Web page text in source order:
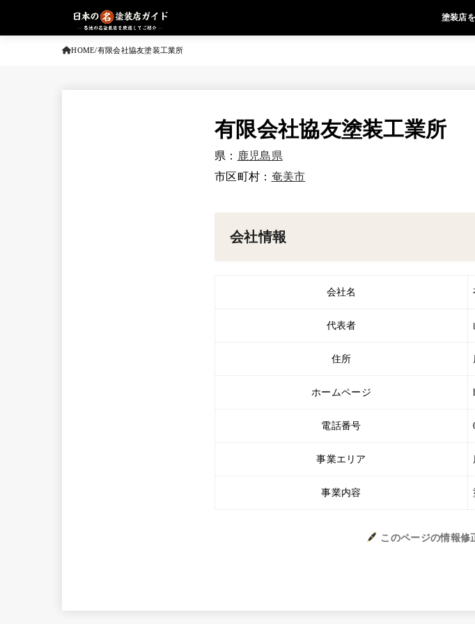
塗装店
HOME 有限会社協友塗装工業所
有限会社協友塗装工業所
県： 鹿児島県
市区町村： 奄美市
会社情報
会社名
代表者
住所
ホームページ
電話番号
事業エリア
事業内容
このページの情報修